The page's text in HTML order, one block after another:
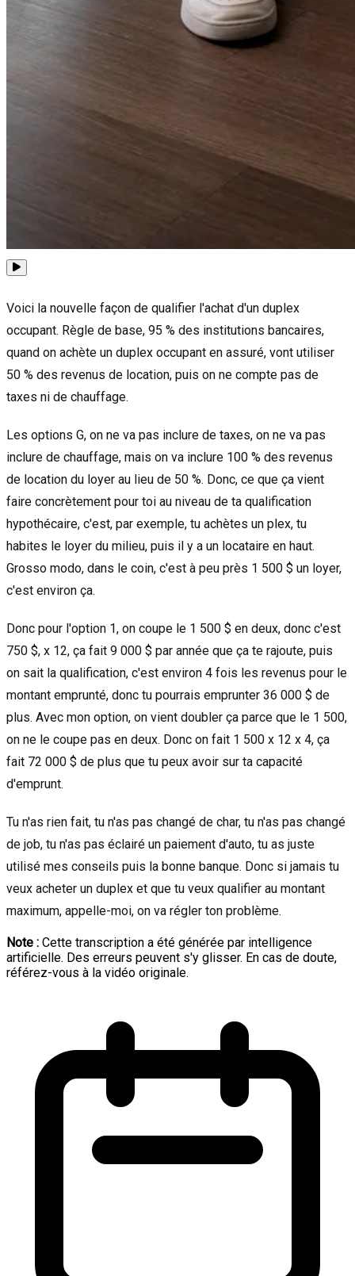
Voici la nouvelle façon de qualifier l'achat d'un duplex
occupant. Règle de base, 95 % des institutions bancaires,
quand on achète un duplex occupant en assuré, vont utiliser
50 % des revenus de location, puis on ne compte pas de
taxes ni de chauffage.
Les options G, on ne va pas inclure de taxes, on ne va pas
inclure de chauffage, mais on va inclure 100 % des revenus
de location du loyer au lieu de 50 %. Donc, ce que ça vient
faire concrètement pour toi au niveau de ta qualification
hypothécaire, c'est, par exemple, tu achètes un plex, tu
habites le loyer du milieu, puis il y a un locataire en haut.
Grosso modo, dans le coin, c'est à peu près 1 500 $ un loyer,
c'est environ ça.
Donc pour l'option 1, on coupe le 1 500 $ en deux, donc c'est
750 $, x 12, ça fait 9 000 $ par année que ça te rajoute, puis
on sait la qualification, c'est environ 4 fois les revenus pour le
montant emprunté, donc tu pourrais emprunter 36 000 $ de
plus. Avec mon option, on vient doubler ça parce que le 1 500,
on ne le coupe pas en deux. Donc on fait 1 500 x 12 x 4, ça
fait 72 000 $ de plus que tu peux avoir sur ta capacité
d'emprunt.
Tu n'as rien fait, tu n'as pas changé de char, tu n'as pas changé
de job, tu n'as pas éclairé un paiement d'auto, tu as juste
utilisé mes conseils puis la bonne banque. Donc si jamais tu
veux acheter un duplex et que tu veux qualifier au montant
maximum, appelle-moi, on va régler ton problème.
Note : Cette transcription a été générée par intelligence
artificielle. Des erreurs peuvent s'y glisser. En cas de doute,
référez-vous à la vidéo originale.